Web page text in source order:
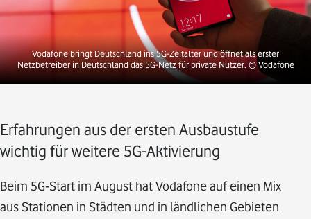
Vodafone bringt Deutschland ins 5G-Zeitalter und öffnet als erster
Netzbetreiber in Deutschland das 5G-Netz für private Nutzer.© Vodafone
Erfahrungen aus der ersten Ausbaustufe
wichtig für weitere 5G-Aktivierung
Beim 5G-Start im August hat Vodafone auf einen Mix
aus Stationen in Städten und in ländlichen Gebieten